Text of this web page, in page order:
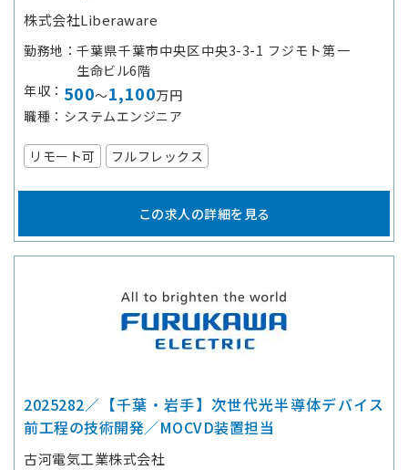
株式会社Liberaware
勤務地
千葉県千葉市中央区中央3-3-1 フジモト第一
生命ビル6階
年収
500～1,100万円
職種
システムエンジニア
リモート可 フルフレックス
この求人の詳細を見る
2025282／【千葉・岩手】次世代光半導体デバイス
前工程の技術開発／MOCVD装置担当
古河電気工業株式会社